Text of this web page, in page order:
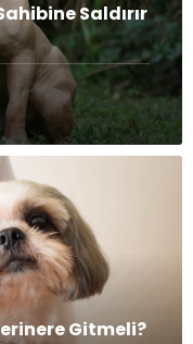
Saldırır
Gitmeli?